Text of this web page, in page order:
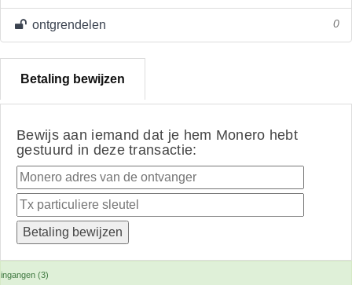
ontgrendelen 0
Betaling bewijzen
Bewijs aan iemand dat je hem Monero hebt
gestuurd in deze transactie:
ingangen (3)